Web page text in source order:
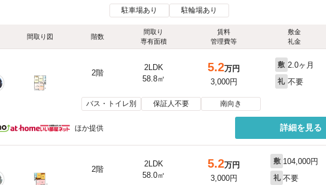
駐車場あり 駐輪場あり
間取り図 階数
間取り
専有面積
賃料
管理費等
敷金
礼金
2階
2LDK
58.8㎡
5.2万円
3,000円
敷 2.0ヶ月
礼 不要
バス・トイレ別 保証人不要 南向き
ほか提供 詳細を見る
2階
2LDK
58.0㎡
5.2万円
3,000円
敷 104,000円
礼 不要